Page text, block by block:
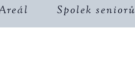
Spolek seniorů